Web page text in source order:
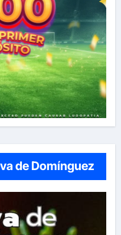
de Domínguez